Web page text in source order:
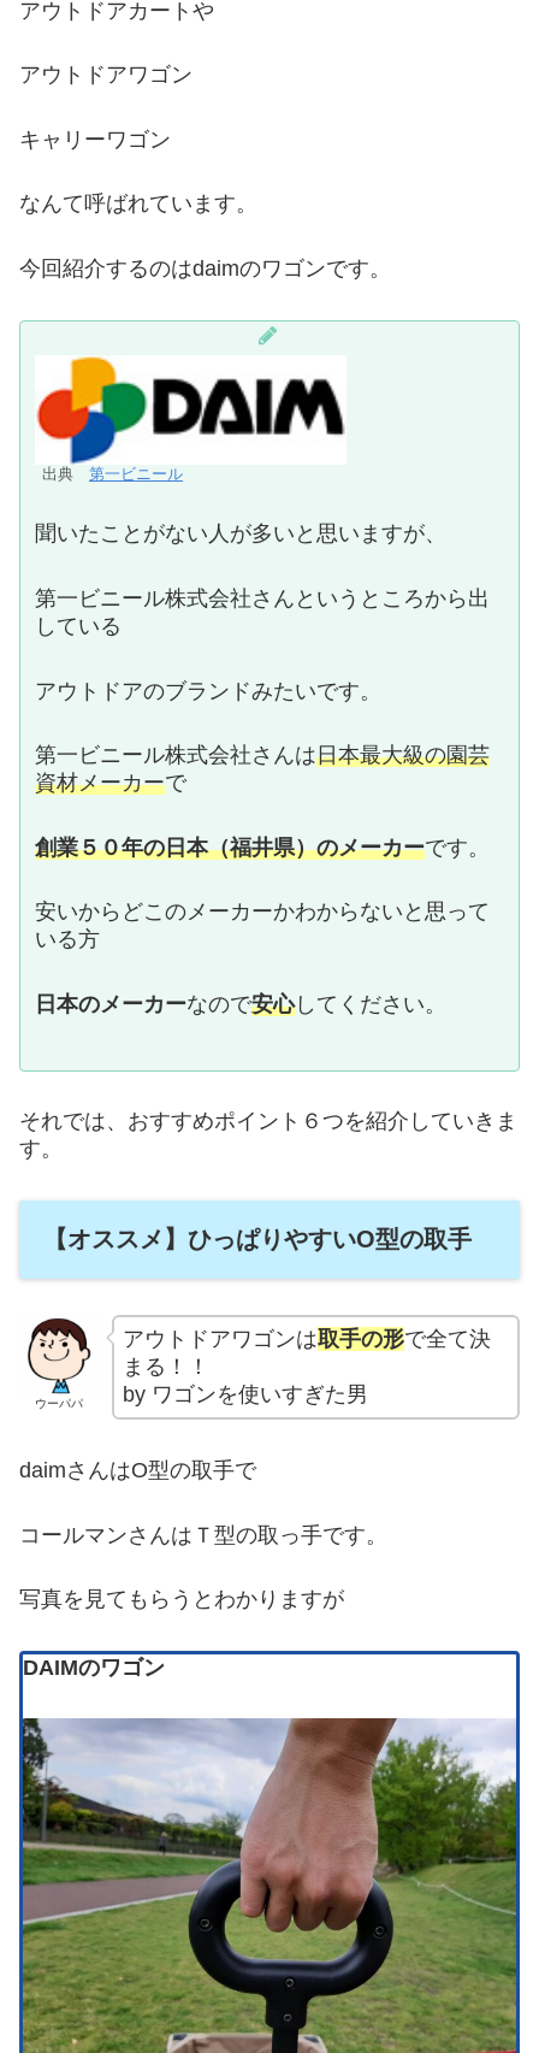
アウトドアカートや
アウトドアワゴン
キャリーワゴン
なんて呼ばれています。
今回紹介するのはdaimのワゴンです。
出典 第一ビニール
聞いたことがない人が多いと思いますが、
第一ビニール株式会社さんというところから出
している
アウトドアのブランドみたいです。
第一ビニール株式会社さんは日本最大級の園芸
資材メーカーで
創業５０年の日本（福井県）のメーカーです。
安いからどこのメーカーかわからないと思って
いる方
日本のメーカーなので安心してください。
それでは、おすすめポイント６つを紹介していきま
す。
【オススメ】ひっぱりやすいO型の取手
ウーパパ
アウトドアワゴンは取手の形で全て決
まる！！
by ワゴンを使いすぎた男
daimさんはO型の取手で
コールマンさんはＴ型の取っ手です。
写真を見てもらうとわかりますが
DAIMのワゴン